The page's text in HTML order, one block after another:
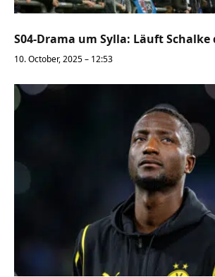
S04-Drama um Sylla: Läuft Schalke
10. October, 2025 – 12:53